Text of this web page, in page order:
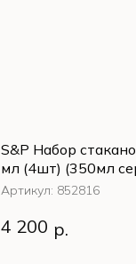
S&P Набор
мл (4шт) (350мл
Артикул: 852816
4 200 р.